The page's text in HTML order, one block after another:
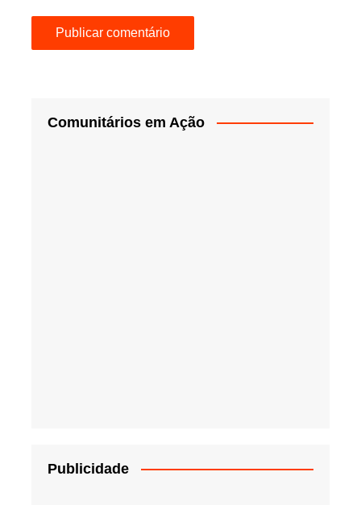
Comunitários em Ação
Publicidade